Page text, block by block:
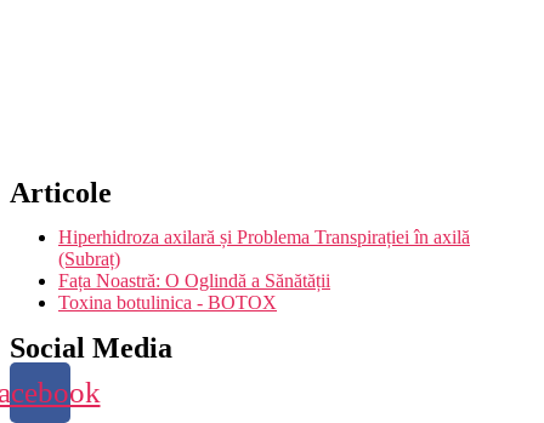
Articole
Hiperhidroza axilară și Problema Transpirației în axilă
(Subraț)
Fața Noastră: O Oglindă a Sănătății
Toxina botulinica - BOTOX
Social Media